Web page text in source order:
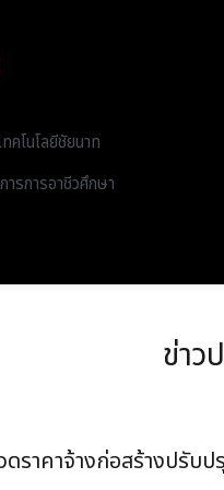
คโนโลยีชัยนาท
รการอาชีวศึกษา
ข่าว
ดราคาจ้างก่อสร้างปรับ